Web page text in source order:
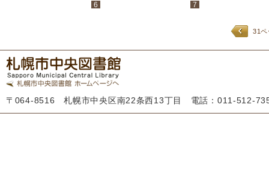
6 7
31ペ
〒064-8516 札幌市中央区南22条西13丁目 電話：011-512-